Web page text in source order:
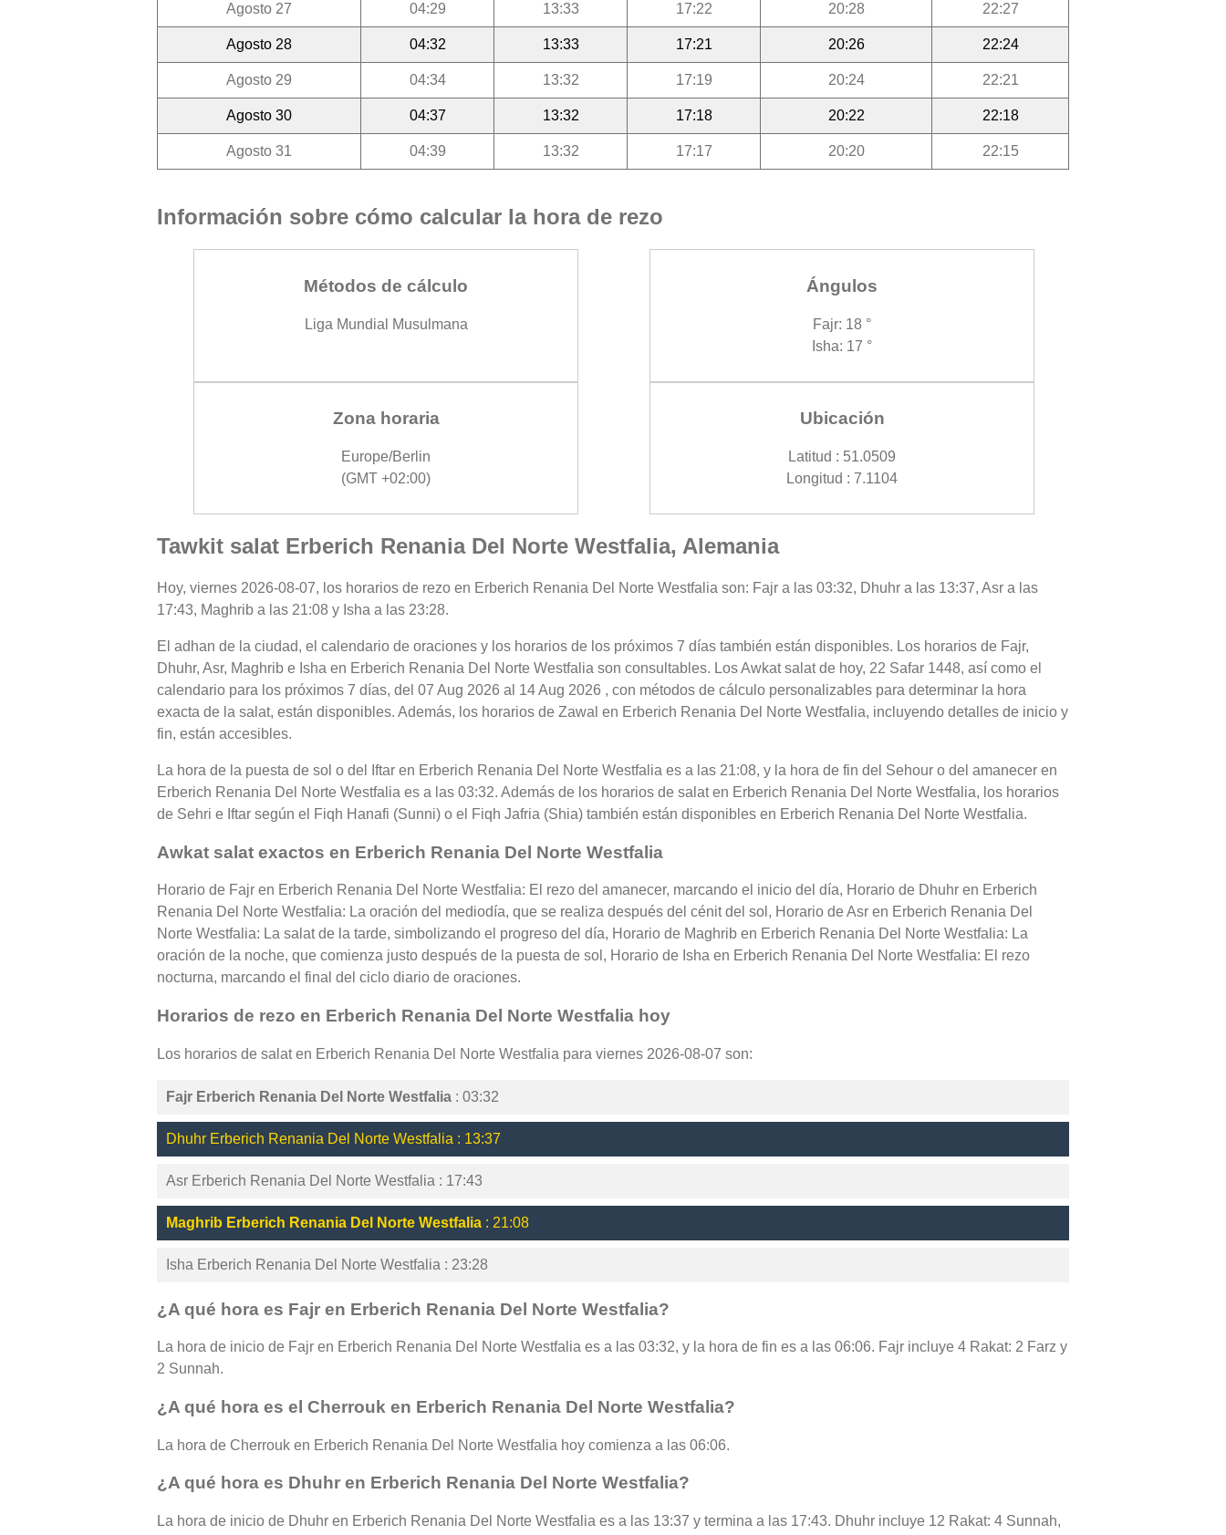
Agosto 27 04:29 13:33 17:22 20:28 22:27
Agosto 28 04:32 13:33 17:21 20:26 22:24
Agosto 29 04:34 13:32 17:19 20:24 22:21
Agosto 30 04:37 13:32 17:18 20:22 22:18
Agosto 31 04:39 13:32 17:17 20:20 22:15
Información sobre cómo calcular la hora de rezo
Métodos de cálculo
Liga Mundial Musulmana
Ángulos
Fajr: 18 °
Isha: 17 °
Zona horaria
Europe/Berlin
(GMT +02:00)
Ubicación
Latitud : 51.0509
Longitud : 7.1104
Tawkit salat Erberich Renania Del Norte Westfalia, Alemania
Hoy, viernes 2026-08-07, los horarios de rezo en Erberich Renania Del Norte Westfalia son: Fajr a las 03:32, Dhuhr a las 13:37, Asr a las
17:43, Maghrib a las 21:08 y Isha a las 23:28.
El adhan de la ciudad, el calendario de oraciones y los horarios de los próximos 7 días también están disponibles. Los horarios de Fajr,
Dhuhr, Asr, Maghrib e Isha en Erberich Renania Del Norte Westfalia son consultables. Los Awkat salat de hoy, 22 Safar 1448, así como el
calendario para los próximos 7 días, del 07 Aug 2026 al 14 Aug 2026 , con métodos de cálculo personalizables para determinar la hora
exacta de la salat, están disponibles. Además, los horarios de Zawal en Erberich Renania Del Norte Westfalia, incluyendo detalles de inicio y
fin, están accesibles.
La hora de la puesta de sol o del Iftar en Erberich Renania Del Norte Westfalia es a las 21:08, y la hora de fin del Sehour o del amanecer en
Erberich Renania Del Norte Westfalia es a las 03:32. Además de los horarios de salat en Erberich Renania Del Norte Westfalia, los horarios
de Sehri e Iftar según el Fiqh Hanafi (Sunni) o el Fiqh Jafria (Shia) también están disponibles en Erberich Renania Del Norte Westfalia.
Awkat salat exactos en Erberich Renania Del Norte Westfalia
Horario de Fajr en Erberich Renania Del Norte Westfalia: El rezo del amanecer, marcando el inicio del día, Horario de Dhuhr en Erberich
Renania Del Norte Westfalia: La oración del mediodía, que se realiza después del cénit del sol, Horario de Asr en Erberich Renania Del
Norte Westfalia: La salat de la tarde, simbolizando el progreso del día, Horario de Maghrib en Erberich Renania Del Norte Westfalia: La
oración de la noche, que comienza justo después de la puesta de sol, Horario de Isha en Erberich Renania Del Norte Westfalia: El rezo
nocturna, marcando el final del ciclo diario de oraciones.
Horarios de rezo en Erberich Renania Del Norte Westfalia hoy
Los horarios de salat en Erberich Renania Del Norte Westfalia para viernes 2026-08-07 son:
Fajr Erberich Renania Del Norte Westfalia : 03:32
Dhuhr Erberich Renania Del Norte Westfalia : 13:37
Asr Erberich Renania Del Norte Westfalia : 17:43
Maghrib Erberich Renania Del Norte Westfalia : 21:08
Isha Erberich Renania Del Norte Westfalia : 23:28
¿A qué hora es Fajr en Erberich Renania Del Norte Westfalia?
La hora de inicio de Fajr en Erberich Renania Del Norte Westfalia es a las 03:32, y la hora de fin es a las 06:06. Fajr incluye 4 Rakat: 2 Farz y
2 Sunnah.
¿A qué hora es el Cherrouk en Erberich Renania Del Norte Westfalia?
La hora de Cherrouk en Erberich Renania Del Norte Westfalia hoy comienza a las 06:06.
¿A qué hora es Dhuhr en Erberich Renania Del Norte Westfalia?
La hora de inicio de Dhuhr en Erberich Renania Del Norte Westfalia es a las 13:37 y termina a las 17:43. Dhuhr incluye 12 Rakat: 4 Sunnah,